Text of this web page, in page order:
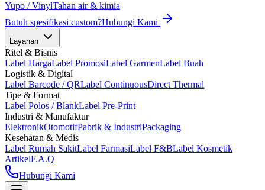
Yupo / VinylTahan air & kimia
Butuh spesifikasi custom?Hubungi Kami
Layanan
Ritel & Bisnis
Label HargaLabel PromosiLabel GarmenLabel Buah
Logistik & Digital
Label Barcode / QRLabel ContinuousDirect Thermal
Tipe & Format
Label Polos / BlankLabel Pre-Print
Industri & Manufaktur
ElektronikOtomotifPabrik & IndustriPackaging
Kesehatan & Medis
Label Rumah SakitLabel FarmasiLabel F&BLabel Kosmetik
ArtikelF.A.Q
Hubungi Kami